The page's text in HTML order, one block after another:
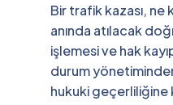
Bir trafik kazası, ne
anında atılacak
işlemesi ve hak
durum
hukuki geçerliliğine